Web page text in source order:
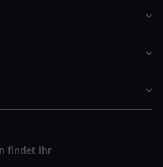
findet ihr